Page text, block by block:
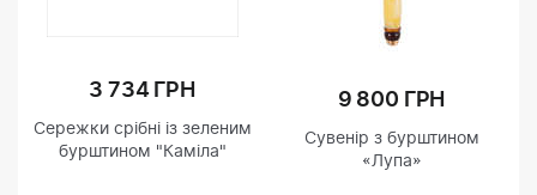
3 734 ГРН
Сережки срібні із зеленим
бурштином "Каміла"
9 800 ГРН
Сувенір з бурштином
«Лупа»